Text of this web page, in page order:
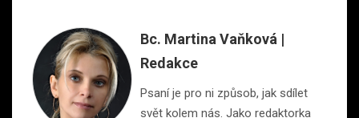
Bc. Martina Vaňková |
Redakce
Psaní je pro ni způsob, jak sdílet
svět kolem nás. Jako redaktorka